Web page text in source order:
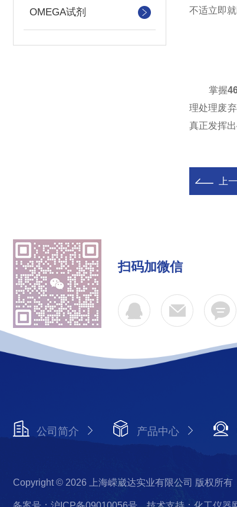
OMEGA试剂
不适立即
掌握
理处理废
真正发挥
上
扫码加微信
公司简介 产品中心
Copyright © 2026 上海嵘崴达实业有限公司 版权所有